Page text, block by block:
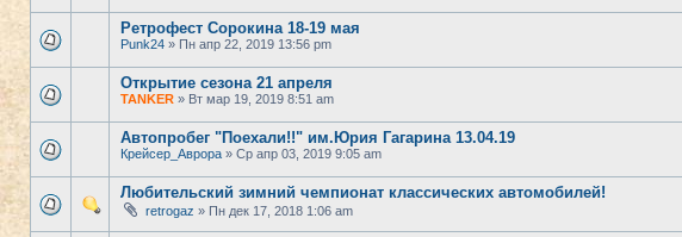
Ретрофест Сорокина 18-19 мая
Punk24 » Пн апр 22, 2019 13:56 pm
Открытие сезона 21 апреля
TANKER » Вт мар 19, 2019 8:51 am
Автопробег "Поехали!!" им.Юрия Гагарина 13.04.19
Крейсер_Аврора » Ср апр 03, 2019 9:05 am
Любительский зимний чемпионат классических автомобилей!
retrogaz » Пн дек 17, 2018 1:06 am